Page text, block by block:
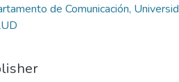
de Comunicación,